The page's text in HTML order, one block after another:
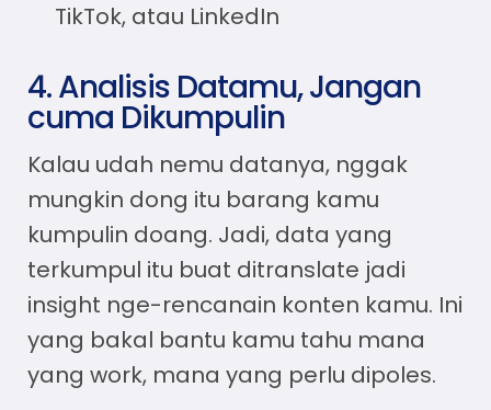
TikTok, atau LinkedIn
4. Analisis Datamu, Jangan
cuma Dikumpulin
Kalau udah nemu datanya, nggak
mungkin dong itu barang kamu
kumpulin doang. Jadi, data yang
terkumpul itu buat ditranslate jadi
insight nge-rencanain konten kamu. Ini
yang bakal bantu kamu tahu mana
yang work, mana yang perlu dipoles.